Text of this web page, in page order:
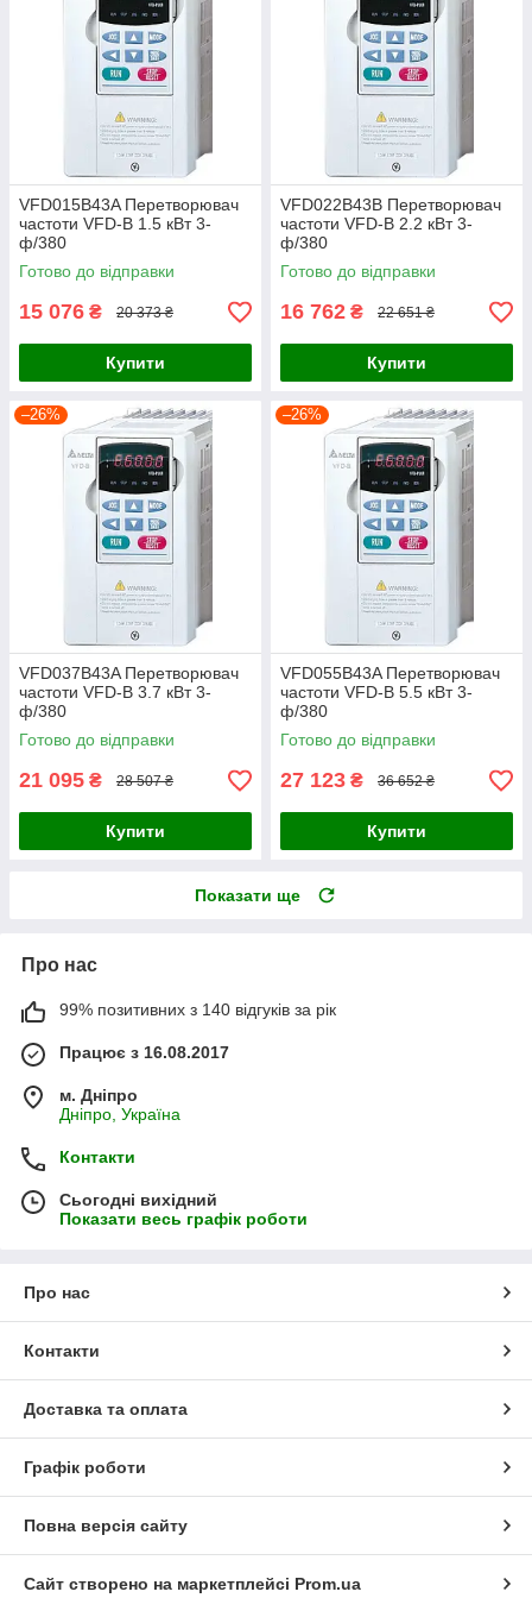
VFD015B43A Перетворювач
частоти VFD-B 1.5 кВт 3-
ф/380
Готово до відправки
15 076 ₴ 20 373 ₴
Купити
VFD022B43B Перетворювач
частоти VFD-B 2.2 кВт 3-
ф/380
Готово до відправки
16 762 ₴ 22 651 ₴
Купити
–26%
VFD037B43A Перетворювач
частоти VFD-B 3.7 кВт 3-
ф/380
Готово до відправки
21 095 ₴ 28 507 ₴
Купити
–26%
VFD055B43A Перетворювач
частоти VFD-B 5.5 кВт 3-
ф/380
Готово до відправки
27 123 ₴ 36 652 ₴
Купити
Показати ще
Про нас
99% позитивних з 140 відгуків за рік
Працює з 16.08.2017
м. Дніпро
Дніпро, Україна
Контакти
Сьогодні вихідний
Показати весь графік роботи
Про нас
Контакти
Доставка та оплата
Графік роботи
Повна версія сайту
Сайт створено на маркетплейсі Prom.ua